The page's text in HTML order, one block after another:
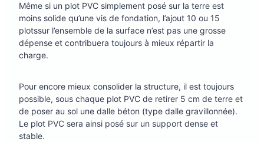
Même si un plot PVC simplement posé sur la terre est
moins solide qu’une vis de fondation, l’ajout 10 ou 15
plotssur l’ensemble de la surface n’est pas une grosse
dépense et contribuera toujours à mieux répartir la
charge.
Pour encore mieux consolider la structure, il est toujours
possible, sous chaque plot PVC de retirer 5 cm de terre et
de poser au sol une dalle béton (type dalle gravillonnée).
Le plot PVC sera ainsi posé sur un support dense et
stable.